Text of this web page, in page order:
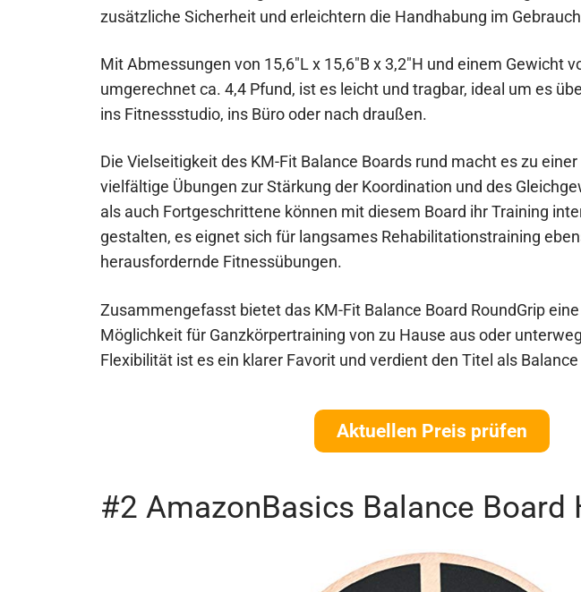
zusätzliche Sicherheit und erleichtern die Handhabung im
Mit Abmessungen von 15,6″L x 15,6″B x 3,2″H und einem Gewicht
umgerechnet ca. 4,4 Pfund, ist es leicht und tragbar, ideal um es
ins Fitnessstudio, ins Büro oder nach draußen.
Die Vielseitigkeit des KM-Fit Balance Boards rund macht es zu
vielfältige Übungen zur Stärkung der Koordination und des
als auch Fortgeschrittene können mit diesem Board ihr Training
gestalten, es eignet sich für langsames Rehabilitationstraining
herausfordernde Fitnessübungen.
Zusammengefasst bietet das KM-Fit Balance Board RoundGrip
Möglichkeit für Ganzkörpertraining von zu Hause aus oder
Flexibilität ist es ein klarer Favorit und verdient den Titel als
Aktuellen Preis prüfen
#2 AmazonBasics Balance Board